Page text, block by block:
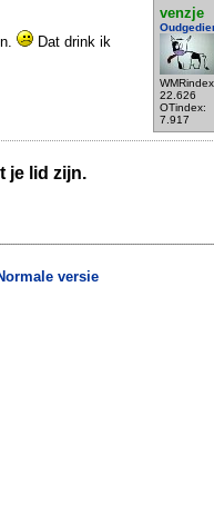
venzje
22.626
OTindex:
7.917
Dat drink ik
je lid zijn.
versie